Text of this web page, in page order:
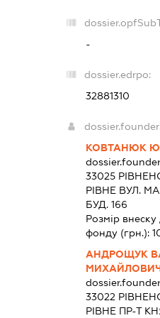
-
dossier.edrpo:
32881310
КОВТАНЮК
33025
РІВНЕ ВУЛ.
БУД. 166
Розмір внеску
фонду (грн.):
АНДРОЩУК
33022
РІВНЕ ПР-Т